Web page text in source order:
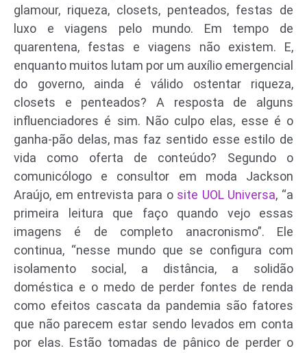
glamour, riqueza, closets, penteados, festas de
luxo e viagens pelo mundo. Em tempo de
quarentena, festas e viagens não existem. E,
enquanto muitos lutam por um auxílio emergencial
do governo, ainda é válido ostentar riqueza,
closets e penteados? A resposta de alguns
influenciadores é sim. Não culpo elas, esse é o
ganha-pão delas, mas faz sentido esse estilo de
vida como oferta de conteúdo? Segundo o
comunicólogo e consultor em moda Jackson
Araújo, em entrevista para osite UOL Universa, “a
primeira leitura que faço quando vejo essas
imagens é de completo anacronismo”. Ele
continua, “nesse mundo que se configura com
isolamento social, a distância, a solidão
doméstica e o medo de perder fontes de renda
como efeitos cascata da pandemia são fatores
que não parecem estar sendo levados em conta
por elas. Estão tomadas de pânico de perder o